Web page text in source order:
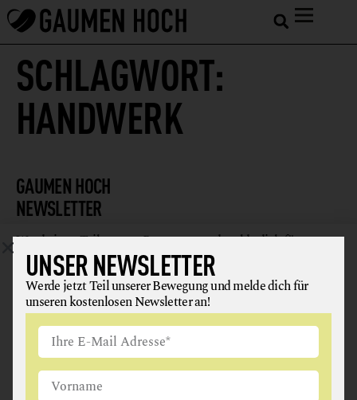
SCHLAGWORT:
HANDWERK
GAUMEN HOCH
NEWSLETTER
Werde jetzt Teil unserer Bewegung und melde dich für
unseren kostenlosen Newsletter an!
UNSER NEWSLETTER
Werde jetzt Teil unserer Bewegung und melde dich für
unseren kostenlosen Newsletter an!